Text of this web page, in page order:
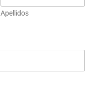
Apellidos